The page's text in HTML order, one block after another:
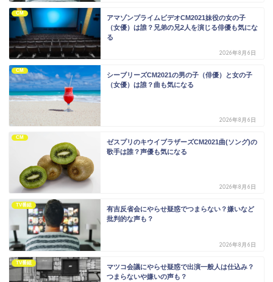
CM
アマゾンプライムビデオCM2021妹役の女の子
（女優）は誰？兄弟の兄2人を演じる俳優も気にな
る
2026年8月6日
CM
シーブリーズCM2021の男の子（俳優）と女の子
（女優）は誰？曲も気になる
2026年8月6日
CM
ゼスプリのキウイブラザーズCM2021曲(ソング)の
歌手は誰？声優も気になる
2026年8月6日
TV番組
有吉反省会にやらせ疑惑でつまらない？嫌いなど
批判的な声も？
2026年8月6日
TV番組
マツコ会議にやらせ疑惑で出演一般人は仕込み？
つまらないや嫌いの声も？